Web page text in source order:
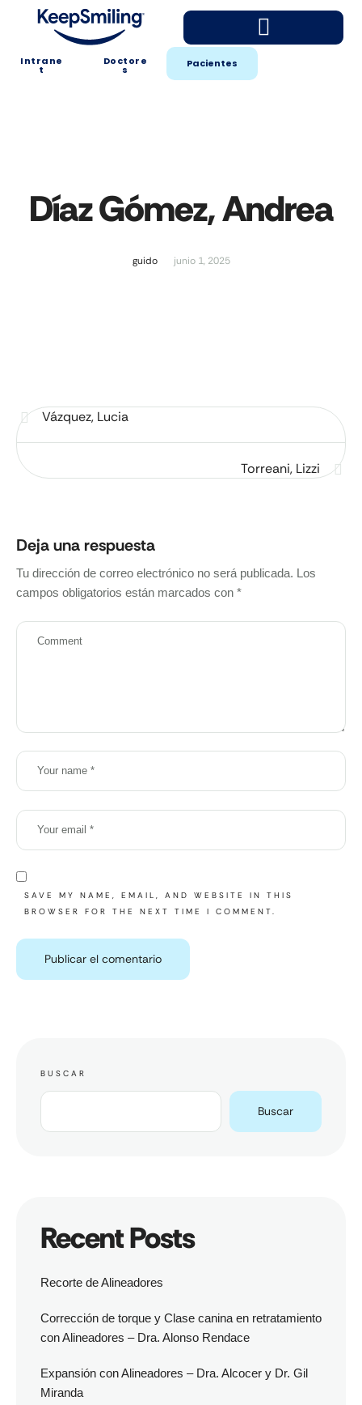
Intrane
t
Doctore
s Pacientes
Díaz Gómez, Andrea
guido junio 1, 2025
Vázquez, Lucia
Torreani, Lizzi
Deja una respuesta
Tu dirección de correo electrónico no será publicada. Los
campos obligatorios están marcados con *
SAVE MY NAME, EMAIL, AND WEBSITE IN THIS
BROWSER FOR THE NEXT TIME I COMMENT.
BUSCAR
Buscar
Recent Posts
Recorte de Alineadores
Corrección de torque y Clase canina en retratamiento
con Alineadores – Dra. Alonso Rendace
Expansión con Alineadores – Dra. Alcocer y Dr. Gil
Miranda